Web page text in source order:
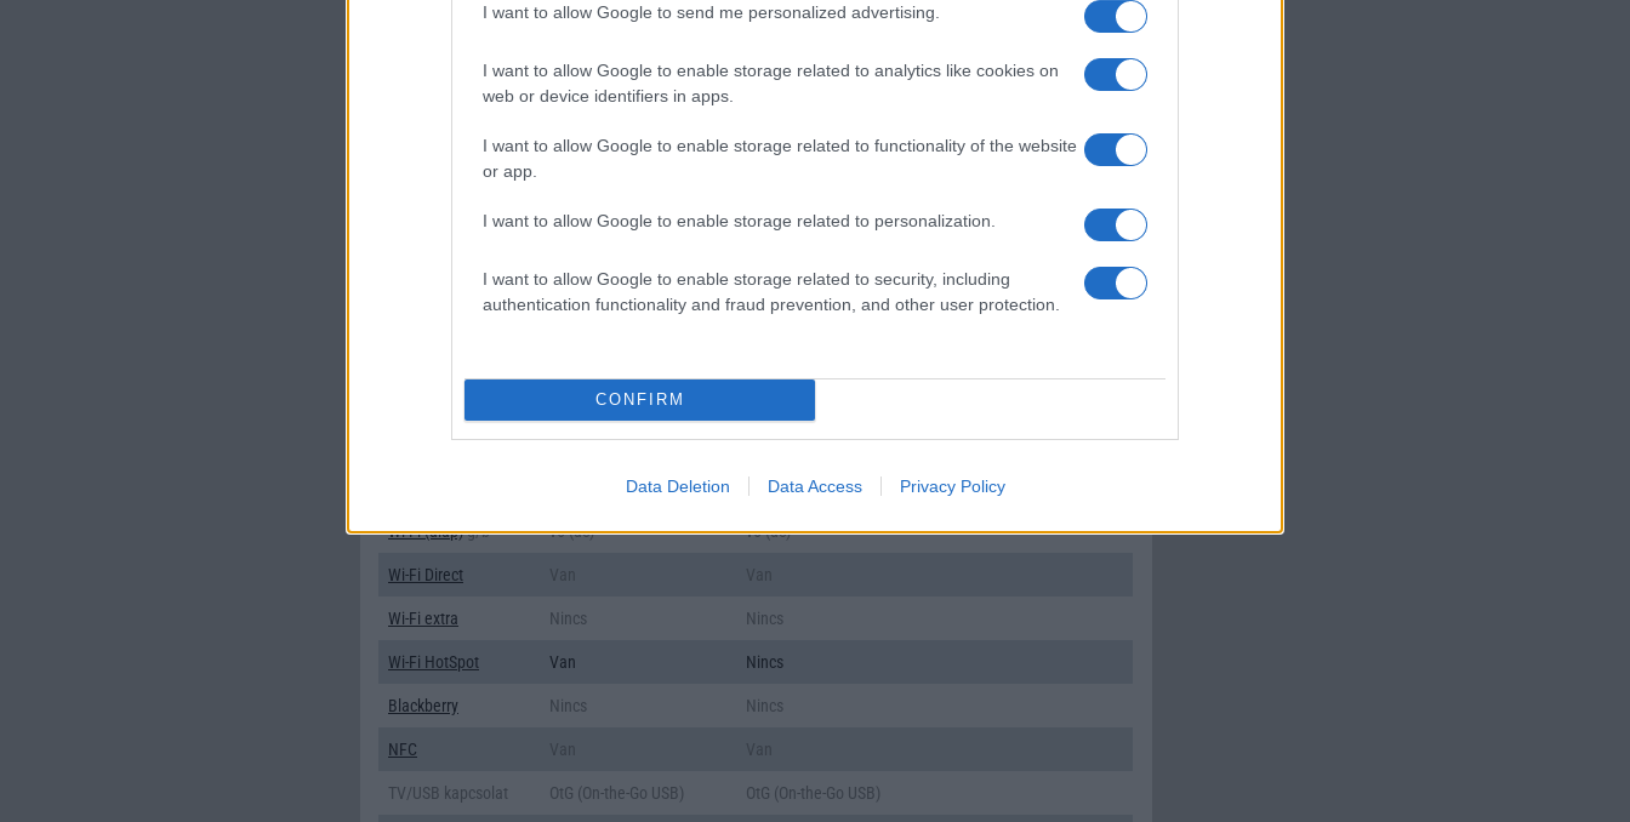
I want to allow Google to send me personalized advertising.
I want to allow Google to enable storage related to analytics like cookies on
web or device identifiers in apps.
I want to allow Google to enable storage related to functionality of the website
or app.
I want to allow Google to enable storage related to personalization.
I want to allow Google to enable storage related to security, including
authentication functionality and fraud prevention, and other user protection.
CONFIRM
Data Deletion Data Access Privacy Policy
256
T-Flash/microSD T-Flash/microSD
Van Nincs
5HTML
push eMail push eMail
Bluetooth v5,x v5,x
A2DP
Wi-Fi (alap)g/b v5 (ac) v5 (ac)
Wi-Fi Direct Van Van
Wi-Fi extra Nincs Nincs
Wi-Fi HotSpot Van Nincs
Blackberry Nincs Nincs
NFC
TV/USB kapcsolat OtG (On-the-Go USB) OtG (On-the-Go USB)